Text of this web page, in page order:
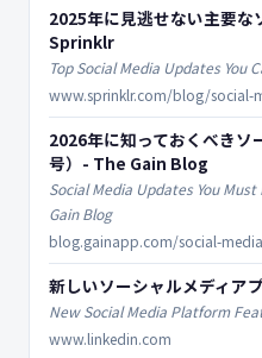
2025年に見逃せない主要な
Sprinklr
Top Social Media Updates You
www.sprinklr.com/blog/social-
2026年に知っておくべきソ
号）- The Gain Blog
Social Media Updates You
Gain Blog
blog.gainapp.com/social-
新しいソーシャルメディア
New Social Media Platform
www.linkedin.com